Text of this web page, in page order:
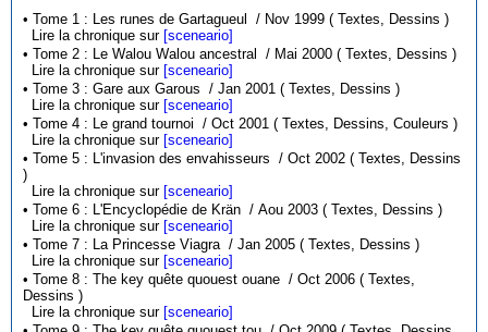
• Tome 1 : Les runes de Gartagueul / Nov 1999 ( Textes, Dessins )
Lire la chronique sur [sceneario]
• Tome 2 : Le Walou Walou ancestral / Mai 2000 ( Textes, Dessins )
Lire la chronique sur [sceneario]
• Tome 3 : Gare aux Garous / Jan 2001 ( Textes, Dessins )
Lire la chronique sur [sceneario]
• Tome 4 : Le grand tournoi / Oct 2001 ( Textes, Dessins, Couleurs )
Lire la chronique sur [sceneario]
• Tome 5 : L'invasion des envahisseurs / Oct 2002 ( Textes, Dessins
)
Lire la chronique sur [sceneario]
• Tome 6 : L'Encyclopédie de Krän / Aou 2003 ( Textes, Dessins )
Lire la chronique sur [sceneario]
• Tome 7 : La Princesse Viagra / Jan 2005 ( Textes, Dessins )
Lire la chronique sur [sceneario]
• Tome 8 : The key quête quouest ouane / Oct 2006 ( Textes,
Dessins )
Lire la chronique sur [sceneario]